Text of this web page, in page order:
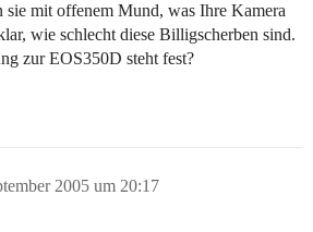
sie mit offenem Mund, was Ihre Kamera
wie schlecht diese Billigscherben sind.
zur EOS350D steht fest?
2005 um 20:17